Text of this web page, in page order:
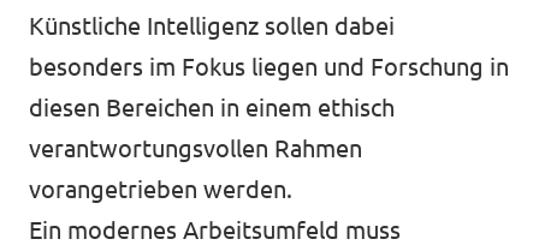
Künstliche Intelligenz sollen dabei
besonders im Fokus liegen und Forschung in
diesen Bereichen in einem ethisch
verantwortungsvollen Rahmen
vorangetrieben werden.
Ein modernes Arbeitsumfeld muss